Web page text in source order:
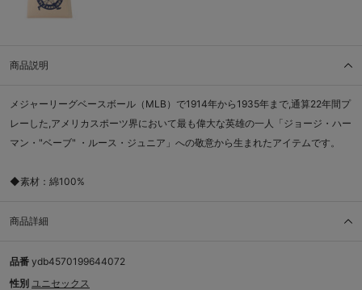
商品説明
メジャーリーグベースボール（MLB）で1914年から1935年まで,通算22年間プ
レーした,アメリカスポーツ界において最も偉大な英雄の一人「ジョージ・ハー
マン・"ベーブ" ・ルース・ジュニア」への敬意から生まれたアイテムです。
◆素材：綿100%
商品詳細
品番 ydb4570199644072
性別 ユニセックス